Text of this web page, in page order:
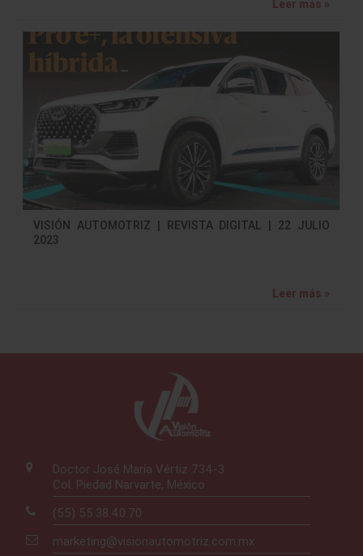
Leer más »
VISIÓN AUTOMOTRIZ | REVISTA DIGITAL | 22 JULIO
2023
Leer más »
Doctor José María Vértiz 734-3
Col. Piedad Narvarte, México
(55) 55.38.40.70
marketing@visionautomotriz.com.mx